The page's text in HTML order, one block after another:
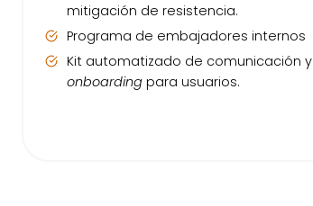
mitigación de resistencia.
Programa de embajadores internos
Kit automatizado de comunicación y
onboarding para usuarios.